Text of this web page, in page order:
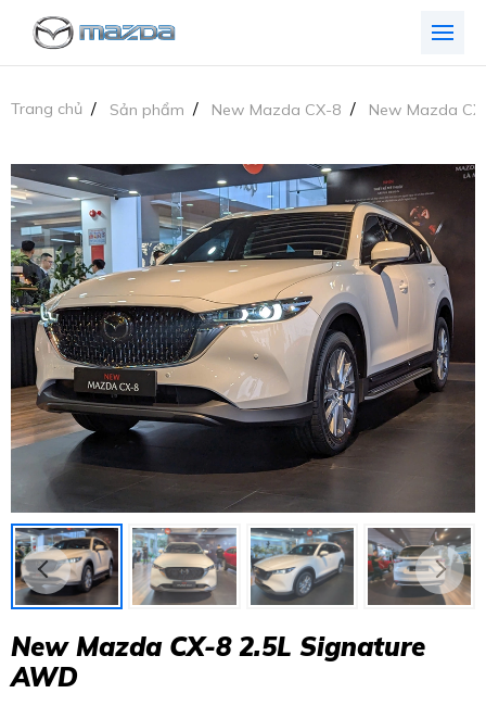
Trang chủ Sản phẩm New Mazda CX-8 New Mazda
New Mazda CX-8 2.5L Signature
AWD